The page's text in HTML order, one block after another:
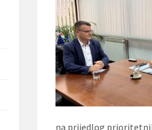
na prijedlog